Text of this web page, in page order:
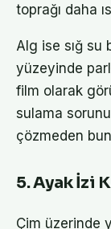
toprağı daha
Alg ise sığ su
yüzeyinde
film olarak
sulama
çözmeden
5. Ayak İzi
Çim üzerinde